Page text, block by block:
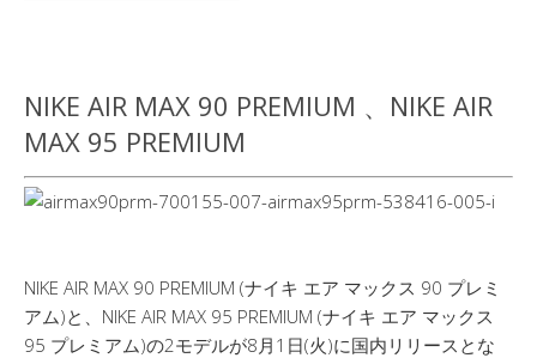
NIKE AIR MAX 90 PREMIUM 、NIKE AIR
MAX 95 PREMIUM
NIKE AIR MAX 90 PREMIUM (ナイキ エア マックス 90 プレミ
アム)と、NIKE AIR MAX 95 PREMIUM (ナイキ エア マックス
95 プレミアム)の2モデルが8月1日(火)に国内リリースとな